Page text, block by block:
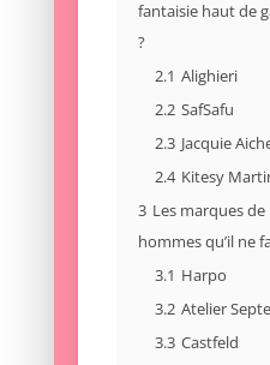
fantaisie haut de
?
2.1 Alighieri
2.2 SafSafu
2.3 Jacquie
2.4 Kitesy
3 Les marques
hommes qu’il ne
3.1 Harpo
3.2 Atelier
3.3 Castfeld